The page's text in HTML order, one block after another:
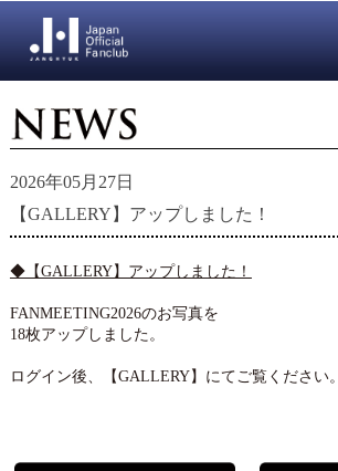
2026年05月27日
【GALLERY】アップしました！
◆【GALLERY】アップしました！
FANMEETING2026のお写真を
18枚アップしました。
ログイン後、【GALLERY】にてご覧ください。